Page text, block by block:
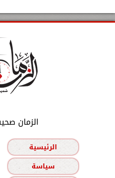
الزمان
الرئيسية
سياسة